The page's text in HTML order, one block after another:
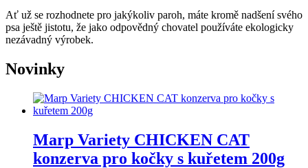
Ať už se rozhodnete pro jakýkoliv paroh, máte kromě nadšení svého
psa ještě jistotu, že jako odpovědný chovatel používáte ekologicky
nezávadný výrobek.
Novinky
Marp Variety CHICKEN CAT
konzerva pro kočky s kuřetem 200g